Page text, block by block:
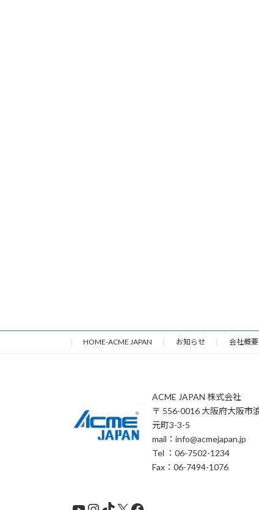
HOME-ACME JAPAN お知らせ 会社概要
ACME JAPAN 株式会社
〒 556-0016 大阪府大阪市
元町3-3-5
mail：info@acmejapan.jp
Tel ：06-7502-1234
Fax：06-7494-1076